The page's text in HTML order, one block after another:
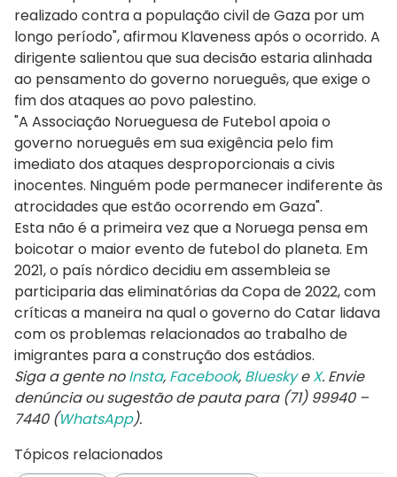
realizado contra a população civil de Gaza por um
longo período", afirmou Klaveness após o ocorrido. A
dirigente salientou que sua decisão estaria alinhada
ao pensamento do governo norueguês, que exige o
fim dos ataques ao povo palestino.
"A Associação Norueguesa de Futebol apoia o
governo norueguês em sua exigência pelo fim
imediato dos ataques desproporcionais a civis
inocentes. Ninguém pode permanecer indiferente às
atrocidades que estão ocorrendo em Gaza".
Esta não é a primeira vez que a Noruega pensa em
boicotar o maior evento de futebol do planeta. Em
2021, o país nórdico decidiu em assembleia se
participaria das eliminatórias da Copa de 2022, com
críticas a maneira na qual o governo do Catar lidava
com os problemas relacionados ao trabalho de
imigrantes para a construção dos estádios.
Siga a gente noInsta, Facebook, BlueskyeX. Envie
denúncia ou sugestão de pauta para (71) 99940 –
7440 (WhatsApp).
Tópicos relacionados